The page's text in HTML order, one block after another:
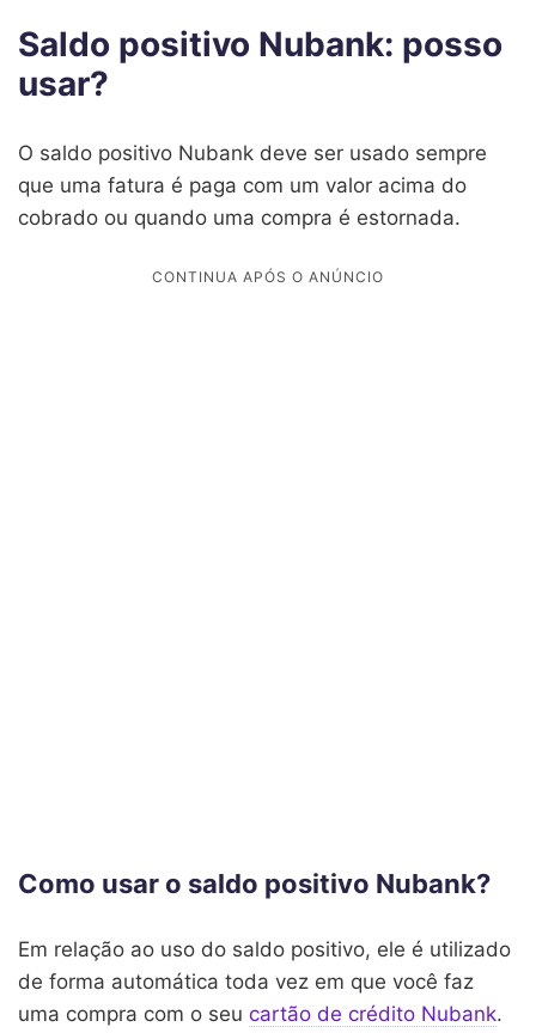
Saldo positivo Nubank: posso
usar?
O saldo positivo Nubank deve ser usado sempre
que uma fatura é paga com um valor acima do
cobrado ou quando uma compra é estornada.
Como usar o saldo positivo Nubank?
Em relação ao uso do saldo positivo, ele é utilizado
de forma automática toda vez em que você faz
uma compra com o seu cartão de crédito Nubank.